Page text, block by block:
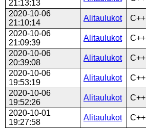
21:13:13
2020-10-06
21:10:14
Alitaulukot C++
2020-10-06
21:09:39
Alitaulukot C++
2020-10-06
20:39:08
Alitaulukot C++
2020-10-06
19:53:19
Alitaulukot C++
2020-10-06
19:52:26
Alitaulukot C++
2020-10-01
19:27:58
Alitaulukot C++